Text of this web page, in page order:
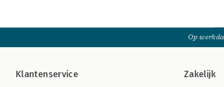
Op
Klantenservice Zakelijk